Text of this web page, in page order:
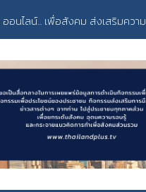
อนไลน์... เพื่อสังคม ส่งเสริมควา